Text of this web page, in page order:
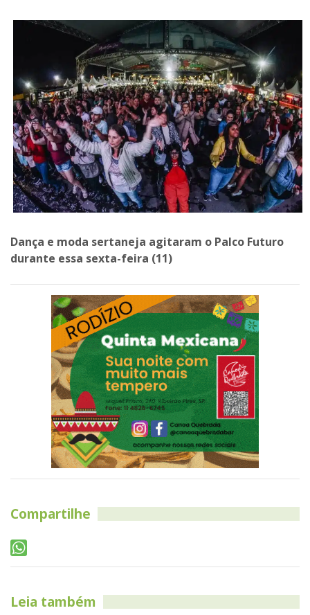
Dança e moda sertaneja agitaram o Palco Futuro
durante essa sexta-feira (11)
Compartilhe
Leia também